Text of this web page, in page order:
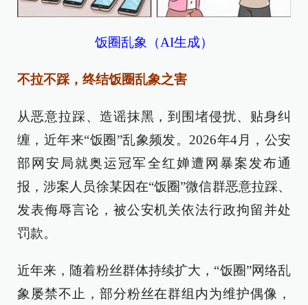
饭圈乱象（AI生成）
不拉不踩，终结饭圈乱象之害
从恶意拉踩、造谣抹黑，到围堵侵扰、贴身纠
缠，近年来“饭圈”乱象频发。2026年4月，公安
部网安局就奥运冠军全红婵遭网暴案发布通
报，涉案人员徐某因在“饭圈”微信群恶意拉踩、
发表侮辱言论，被公安机关依法行政拘留并处
罚款。
近年来，随着粉丝群体持续扩大，“饭圈”网络乱
象屡禁不止，部分粉丝在群组内为维护偶像，